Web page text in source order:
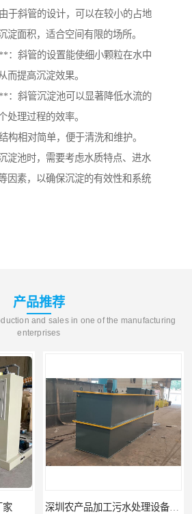
于斜管的设计，可以在较小的占地
淀面积，适合空间有限的场所。
：斜管的设置能使细小颗粒在水中
而提高沉淀效果。
：斜管沉淀池可以显著降低水流的
处理过程的效率。
构相对简单，便于清洗和维护。
淀池时，需要考虑水质特点、进水
因素，以确保沉淀的有效性和系统
产品推荐
and sales in one of the manufacturing
enterprises
家